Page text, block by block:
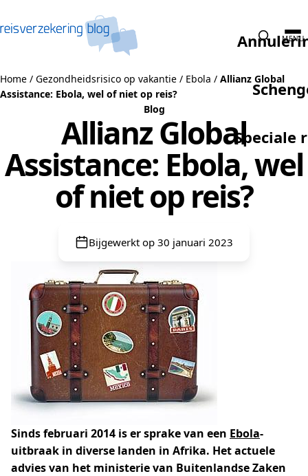
Speciale
MENU
Home / Gezondheidsrisico op vakantie / Ebola / Allianz Global
Assistance: Ebola, wel of niet op reis?
Blog
Allianz Global
Assistance: Ebola, wel
of niet op reis?
Bijgewerkt op 30 januari 2023
Sinds februari 2014 is er sprake van een Ebola-
uitbraak in diverse landen in Afrika. Het actuele
advies van het ministerie van Buitenlandse Zaken